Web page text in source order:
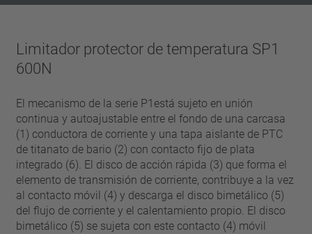
Limitador protector de temperatura SP1
600N
El mecanismo de la serie P1está sujeto en unión
continua y autoajustable entre el fondo de una carcasa
(1) conductora de corriente y una tapa aislante de PTC
de titanato de bario (2) con contacto fijo de plata
integrado (6). El disco de acción rápida (3) que forma el
elemento de transmisión de corriente, contribuye a la vez
al contacto móvil (4) y descarga el disco bimetálico (5)
del flujo de corriente y el calentamiento propio. El disco
bimetálico (5) se sujeta con este contacto (4) móvil